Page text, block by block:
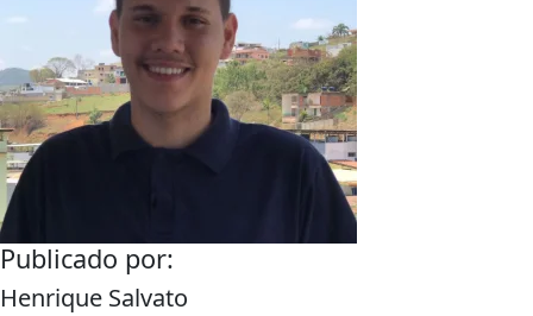
Publicado por:
Henrique Salvato